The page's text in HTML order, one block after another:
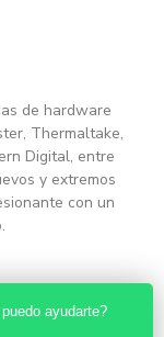
de hardware
Thermaltake,
Digital, entre
y extremos
con un
Monterrey,
ayudarte?